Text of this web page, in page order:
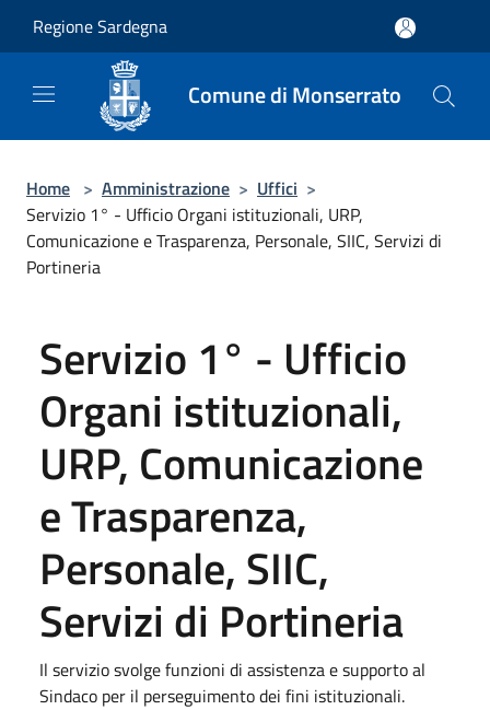
Regione Sardegna
Comune di Monserrato
Home > Amministrazione > Uffici >
Servizio 1° - Ufficio Organi istituzionali, URP,
Comunicazione e Trasparenza, Personale, SIIC, Servizi di
Portineria
Servizio 1° - Ufficio
Organi istituzionali,
URP, Comunicazione
e Trasparenza,
Personale, SIIC,
Servizi di Portineria
Il servizio svolge funzioni di assistenza e supporto al
Sindaco per il perseguimento dei fini istituzionali.